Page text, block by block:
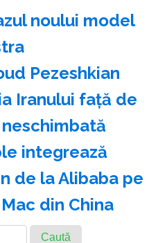
noului model
Pezeshkian
Iranului faţă de
integrează
de la Alibaba pe
din China